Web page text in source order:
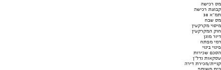
מס רכישה
קבוצת רכישה
תמ"א 38
מס שבח
מיסוי מקרקעין
חוק המקרקעין
דיור מוגן
דמי מפתח
פינוי בינוי
הסכם שכירות
עסקאות נדל"ן
קניית/מכירת דירה
בית משותף